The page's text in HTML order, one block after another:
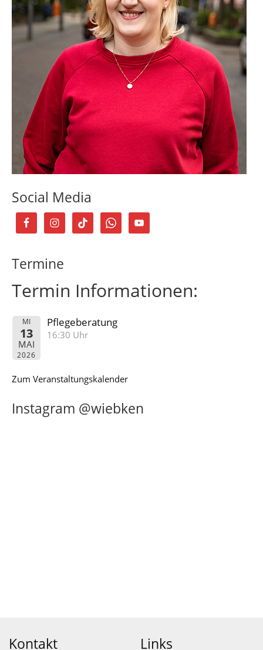
Social Media
Termine
Termin Informationen:
MI
13
MAI
2026
Pflegeberatung
16:30 Uhr
Zum Veranstaltungskalender
Instagram @wiebken
Kontakt Links